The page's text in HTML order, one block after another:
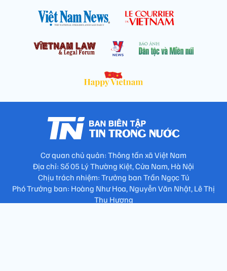
Cơ quan chủ quản: Thông tấn xã Việt Nam
Địa chỉ: Số 05 Lý Thường Kiệt, Cửa Nam, Hà Nội
Chịu trách nhiệm: Trưởng ban Trần Ngọc Tú
Phó Trưởng ban: Hoàng Như Hoa, Nguyễn Văn Nhật, Lê Thị
Thu Hương